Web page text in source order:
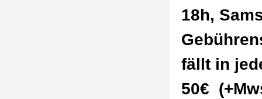
18h,
fällt in
50€